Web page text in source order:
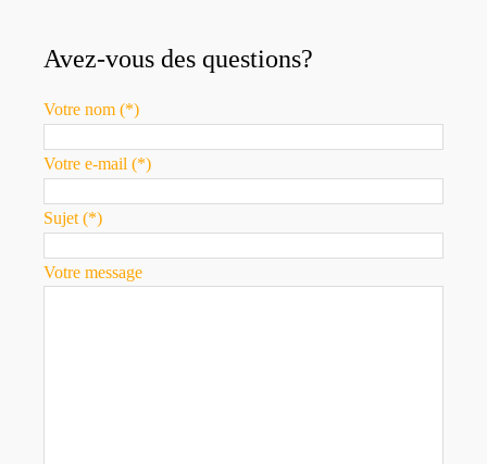
Avez-vous des questions?
Votre nom (*)
Votre e-mail (*)
Sujet (*)
Votre message